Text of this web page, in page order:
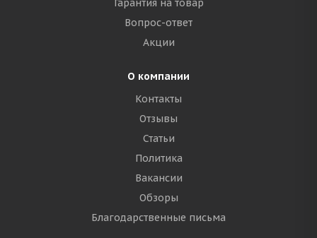
Гарантия на товар
Вопрос-ответ
Акции
О компании
Контакты
Отзывы
Статьи
Политика
Вакансии
Обзоры
Благодарственные письма